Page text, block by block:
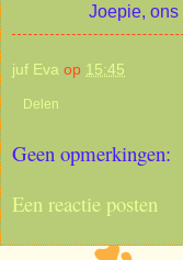
Joepie, ons
juf Eva op 15:45
Delen
Geen opmerkingen:
Een reactie posten